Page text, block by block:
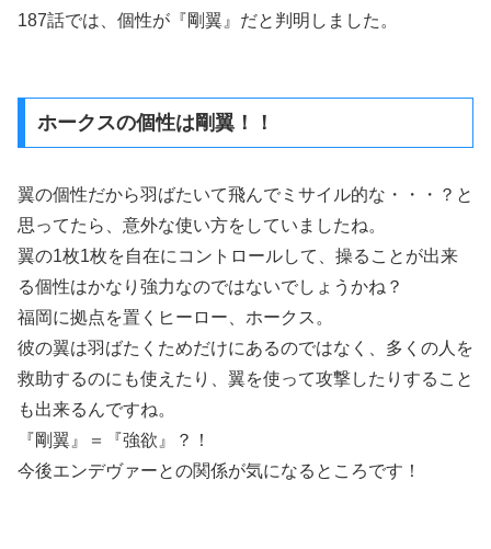
187話では、個性が『剛翼』だと判明しました。
ホークスの個性は剛翼！！
翼の個性だから羽ばたいて飛んでミサイル的な・・・？と
思ってたら、意外な使い方をしていましたね。
翼の1枚1枚を自在にコントロールして、操ることが出来
る個性はかなり強力なのではないでしょうかね？
福岡に拠点を置くヒーロー、ホークス。
彼の翼は羽ばたくためだけにあるのではなく、多くの人を
救助するのにも使えたり、翼を使って攻撃したりすること
も出来るんですね。
『剛翼』＝『強欲』？！
今後エンデヴァーとの関係が気になるところです！